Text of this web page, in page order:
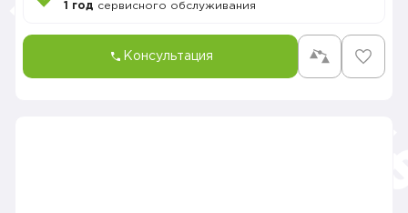
1 год сервисного обслуживания
Консультация